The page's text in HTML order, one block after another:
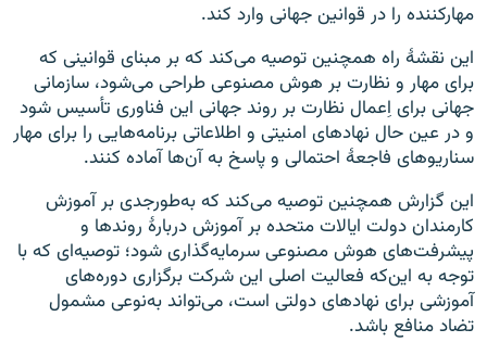
مهارکننده را در قوانین جهانی وارد کند.
این نقشهٔ راه همچنین توصیه می‌کند که بر مبنای قوانینی که
برای مهار و نظارت بر هوش مصنوعی طراحی می‌شود، سازمانی
جهانی برای اِعمال نظارت بر روند جهانی این فناوری تأسیس شود
و در عین‌ حال نهادهای امنیتی و اطلاعاتی برنامه‌هایی را برای مهار
سناریوهای فاجعهٔ احتمالی و پاسخ به آن‌ها آماده کنند.
این گزارش همچنین توصیه می‌کند که به‌طورجدی بر آموزش
کارمندان دولت ایالات متحده بر آموزش دربارهٔ روندها و
پیشرفت‌های هوش مصنوعی سرمایه‌گذاری شود؛ توصیه‌ای که با
توجه به این‌که فعالیت اصلی این شرکت برگزاری دوره‌های
آموزشی برای نهادهای دولتی است، می‌تواند به‌نوعی مشمول
تضاد منافع باشد.